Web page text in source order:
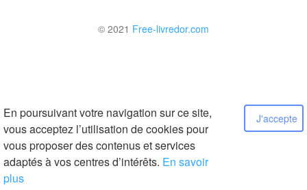
En poursuivant votre navigation sur ce site,
vous acceptez l’utilisation de cookies pour
vous proposer des contenus et services
adaptés à vos centres d’intérêts. En savoir
plus
J'accepte
© 2021 Free-livredor.com